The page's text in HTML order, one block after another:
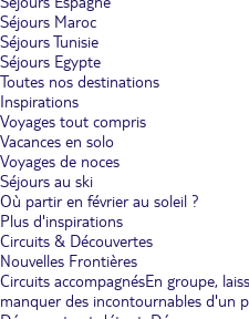
Séjours Maroc
Séjours Tunisie
Séjours Egypte
Toutes nos destinations
Inspirations
Voyages tout compris
Vacances en solo
Voyages de noces
Séjours au ski
Où partir en février au soleil ?
Plus d'inspirations
Circuits & Découvertes
Nouvelles Frontières
Circuits accompagnésEn groupe,
manquer des incontournables d'un